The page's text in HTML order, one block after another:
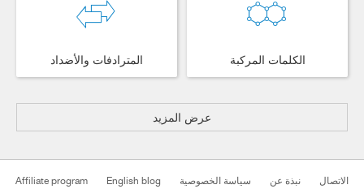
المترادفات والأضداد الكلمات المركبة
عرض المزيد
Affiliate program English blog سياسة الخصوصية نبذة عن الاتصال